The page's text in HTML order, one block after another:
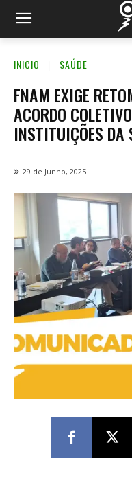
INICIO SAÚDE
FNAM EXIGE
ACORDO
INSTITUIÇÕES DA
29 de Junho, 2025